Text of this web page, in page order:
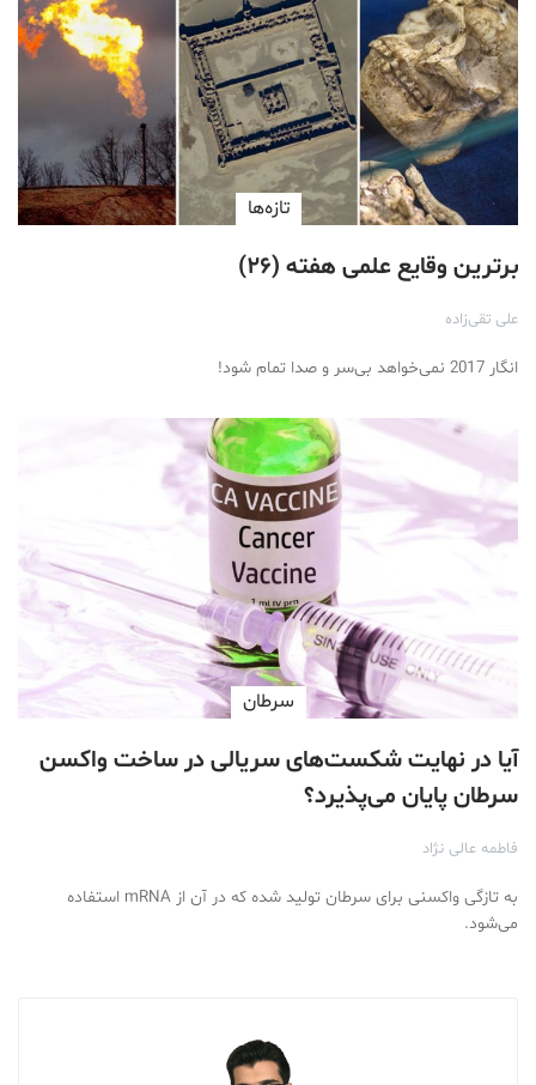
تازه‌ها
برترین وقایع علمی هفته (۲۶)
علی تقی‌زاده
انگار 2017 نمی‌خواهد بی‌سر و صدا تمام شود!
سرطان
آیا در نهایت شکست‌های سریالی در ساخت واکسن
سرطان پایان می‌پذیرد؟
فاطمه عالی نژاد
به تازگی واکسنی برای سرطان تولید شده که در آن از mRNA استفاده
می‌شود.